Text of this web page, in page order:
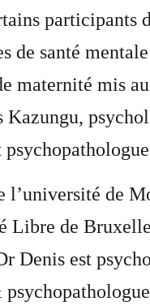
participants
de santé
maternité mis
Kazungu,
l’université de
Libre de
Denis est